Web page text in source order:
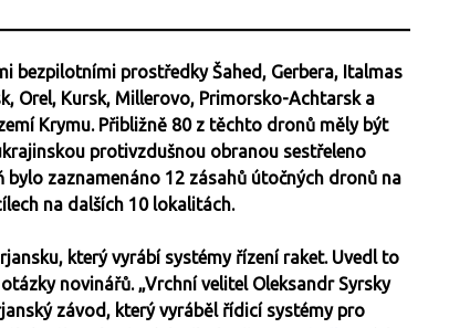
bezpilotními prostředky Šahed, Gerbera, Italmas
Orel, Kursk, Millerovo, Primorsko-Achtarsk a
Krymu. Přibližně 80 z těchto dronů měly být
protivzdušnou obranou sestřeleno
zaznamenáno 12 zásahů útočných dronů na
na dalších 10 lokalitách.
který vyrábí systémy řízení raket. Uvedl to
novinářů. „Vrchní velitel Oleksandr Syrsky
závod, který vyráběl řídicí systémy pro